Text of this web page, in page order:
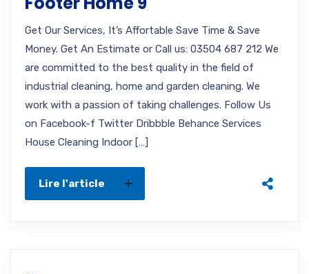
Get Our Services, It’s Affortable Save Time & Save
Money. Get An Estimate or Call us: 03504 687 212 We
are committed to the best quality in the field of
industrial cleaning, home and garden cleaning. We
work with a passion of taking challenges. Follow Us
on Facebook-f Twitter Dribbble Behance Services
House Cleaning Indoor […]
Lire l'article